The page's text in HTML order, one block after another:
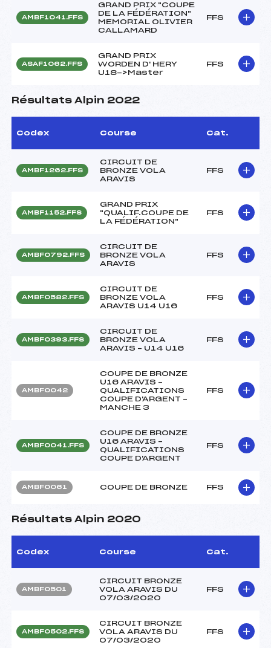
AMBF1041.FFS
GRAND PRIX "COUPE
DE LA FÉDÉRATION"
MEMORIAL OLIVIER
CALLAMARD
FFS
ASAF1062.FFS
GRAND PRIX
WORDEN D' HERY
U18->Master
FFS
Résultats Alpin 2022
Codex Course Cat.
AMBF1262.FFS
CIRCUIT DE
BRONZE VOLA
ARAVIS
FFS
AMBF1152.FFS
GRAND PRIX
"QUALIF.COUPE DE
LA FÉDÉRATION"
FFS
AMBF0792.FFS
CIRCUIT DE
BRONZE VOLA
ARAVIS
FFS
AMBF0582.FFS
CIRCUIT DE
BRONZE VOLA
ARAVIS U14 U16
FFS
AMBF0393.FFS
CIRCUIT DE
BRONZE VOLA
ARAVIS – U14 U16
FFS
AMBF0042
COUPE DE BRONZE
U16 ARAVIS –
QUALIFICATIONS
COUPE D'ARGENT –
MANCHE 3
FFS
AMBF0041.FFS
COUPE DE BRONZE
U16 ARAVIS –
QUALIFICATIONS
COUPE D'ARGENT
FFS
AMBF0061 COUPE DE BRONZE FFS
Résultats Alpin 2020
Codex Course Cat.
AMBF0501
CIRCUIT BRONZE
VOLA ARAVIS DU
07/03/2020
FFS
AMBF0502.FFS
CIRCUIT BRONZE
VOLA ARAVIS DU
07/03/2020
FFS